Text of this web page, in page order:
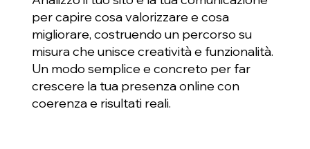
per capire cosa valorizzare e cosa
migliorare, costruendo un percorso su
misura che unisce creatività e funzionalità.
Un modo semplice e concreto per far
crescere la tua presenza online con
coerenza e risultati reali.